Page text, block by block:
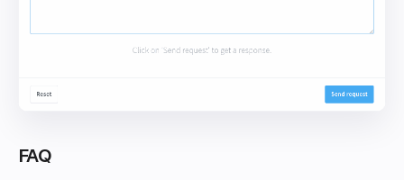
FAQ